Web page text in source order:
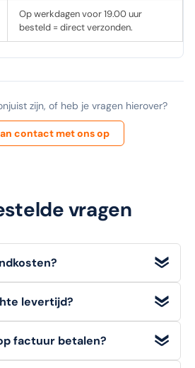
Op werkdagen voor 19.00 uur
besteld = direct verzonden.
zijn, of heb je vragen hierover?
contact met ons op
vragen
(excl. BTW)
. Voor bestellingen
een standaard verzendtarief van
levertijd?
werkdagal in huis.
factuur betalen?